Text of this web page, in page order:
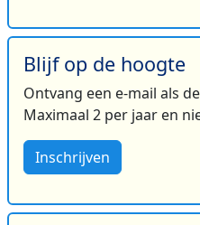
Blijf op de hoogte
Ontvang een e-mail als
Maximaal 2 per jaar en
Inschrijven